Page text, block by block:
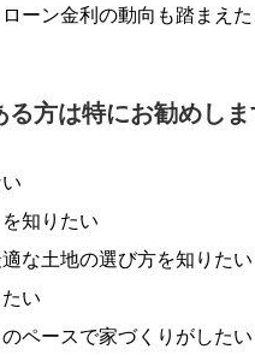
ーン金利の動向も踏まえ
方は特にお勧めし
知りたい
な土地の選び方を知りたい
い
ペースで家づくりがしたい